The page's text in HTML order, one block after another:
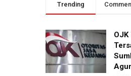
Trending
OJK